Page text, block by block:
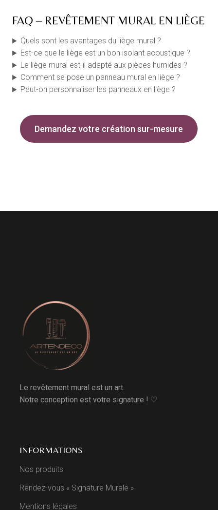
FAQ – REVÊTEMENT MURAL EN LIÈGE
Quels sont les avantages du liège mural ?
Est-ce que le liège est un bon isolant acoustique ?
Le liège mural est-il adapté aux pièces humides ?
Comment se pose un panneau mural en liège ?
Peut-on personnaliser les panneaux en liège ?
Demandez votre création sur-mesure
Le revêtement mural est un art.
Notre conception est votre signature ! ♡
INFORMATIONS
Nos produits
Rendez-vous « Signature Murale »
Mentions légales